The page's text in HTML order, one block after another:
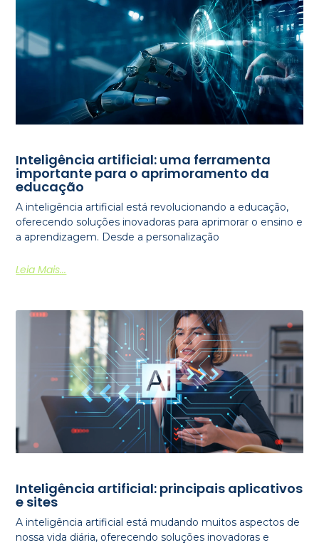
Inteligência artificial: uma ferramenta
importante para o aprimoramento da
educação
A inteligência artificial está revolucionando a educação,
oferecendo soluções inovadoras para aprimorar o ensino e
a aprendizagem. Desde a personalização
Leia Mais...
Inteligência artificial: principais aplicativos
e sites
A inteligência artificial está mudando muitos aspectos de
nossa vida diária, oferecendo soluções inovadoras e